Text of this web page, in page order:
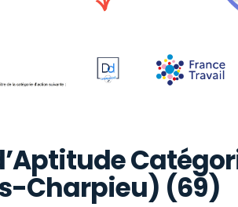
Charpieu) (69)